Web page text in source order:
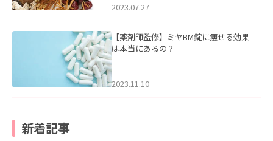
2023.07.27
【薬剤師監修】ミヤBM錠に痩せる効果
は本当にあるの？
2023.11.10
新着記事